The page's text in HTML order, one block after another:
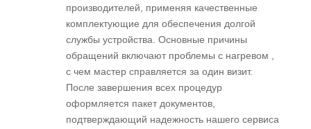
производителей, применяя качественные
комплектующие для обеспечения долгой
службы устройства. Основные причины
обращений включают проблемы с нагревом ,
с чем мастер справляется за один визит.
После завершения всех процедур
оформляется пакет документов,
подтверждающий надежность нашего сервиса